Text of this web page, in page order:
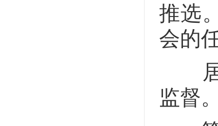
推选
会的
居
监督